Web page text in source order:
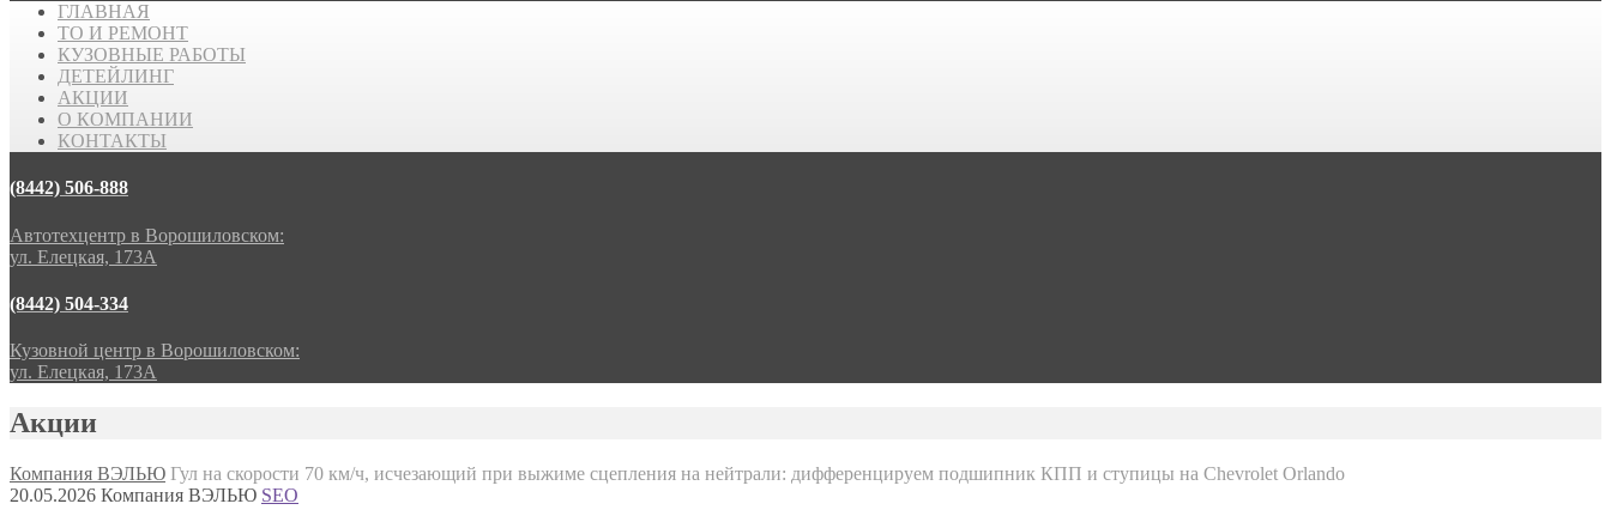
ГЛАВНАЯ
ТО И РЕМОНТ
КУЗОВНЫЕ РАБОТЫ
ДЕТЕЙЛИНГ
АКЦИИ
О КОМПАНИИ
КОНТАКТЫ
(8442) 506-888
Автотехцентр в Ворошиловском:
ул. Елецкая, 173А
(8442) 504-334
Кузовной центр в Ворошиловском:
ул. Елецкая, 173А
Акции
Компания ВЭЛЬЮ Гул на скорости 70 км/ч, исчезающий при выжиме сцепления на нейтрали: дифференцируем подшипник КПП и ступицы на Chevrolet Orlando
20.05.2026 Компания ВЭЛЬЮ SEO